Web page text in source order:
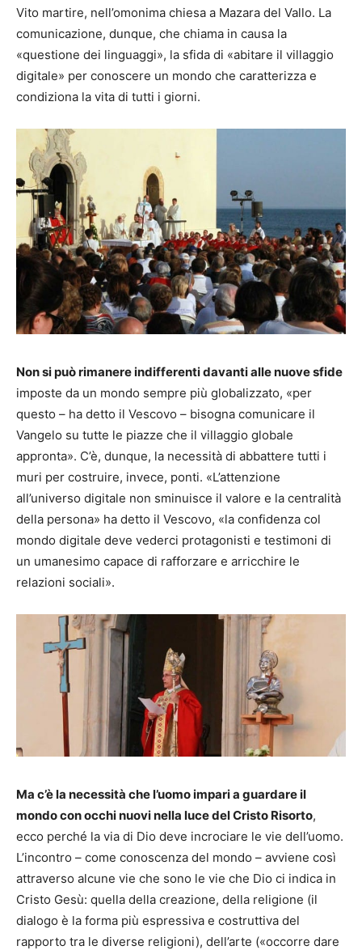
Vito martire, nell’omonima chiesa a Mazara del Vallo. La
comunicazione, dunque, che chiama in causa la
«questione dei linguaggi», la sfida di «abitare il villaggio
digitale» per conoscere un mondo che caratterizza e
condiziona la vita di tutti i giorni.
Non si può rimanere indifferenti davanti alle nuove sfide
imposte da un mondo sempre più globalizzato, «per
questo – ha detto il Vescovo – bisogna comunicare il
Vangelo su tutte le piazze che il villaggio globale
appronta». C’è, dunque, la necessità di abbattere tutti i
muri per costruire, invece, ponti. «L’attenzione
all’universo digitale non sminuisce il valore e la centralità
della persona» ha detto il Vescovo, «la confidenza col
mondo digitale deve vederci protagonisti e testimoni di
un umanesimo capace di rafforzare e arricchire le
relazioni sociali».
Ma c’è la necessità che l’uomo impari a guardare il
mondo con occhi nuovi nella luce del Cristo Risorto,
ecco perché la via di Dio deve incrociare le vie dell’uomo.
L’incontro – come conoscenza del mondo – avviene così
attraverso alcune vie che sono le vie che Dio ci indica in
Cristo Gesù: quella della creazione, della religione (il
dialogo è la forma più espressiva e costruttiva del
rapporto tra le diverse religioni), dell’arte («occorre dare